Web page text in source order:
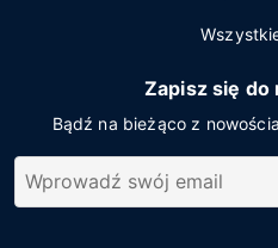
Zapisz się
Bądź na bieżąco z